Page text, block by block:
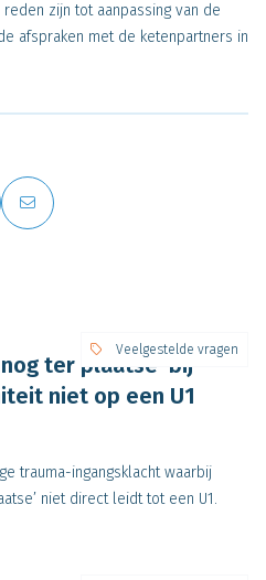
zijn tot aanpassing van de
afspraken met de ketenpartners in
nog ter plaatse’ bij
niet op een U1
trauma-ingangsklacht waarbij
niet direct leidt tot een U1.
Veelgestelde vragen